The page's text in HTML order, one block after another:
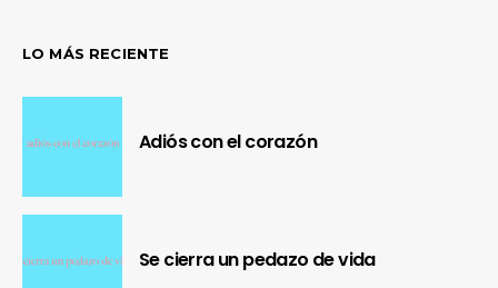
LO MÁS RECIENTE
Adiós con el corazón
Se cierra un pedazo de vida